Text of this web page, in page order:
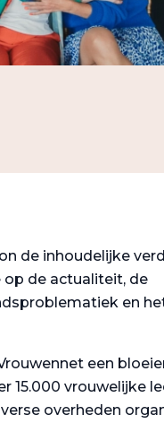
de inhoudelijke
op de actualiteit, de
en
een
15.000 vrouwelijke
overheden